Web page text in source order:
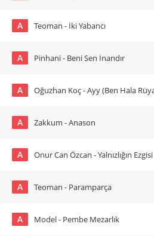
A Teoman - İki Yabancı
A Pinhani - Beni Sen İnandır
A Oğuzhan Koç - Ayy (Ben Hala
A Zakkum - Anason
A Onur Can Özcan - Yalnızlığın Ezgisi
A Teoman - Paramparça
A Model - Pembe Mezarlık